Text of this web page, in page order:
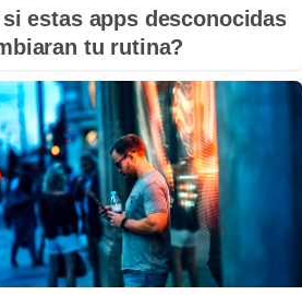
si estas apps desconocidas
tu rutina?